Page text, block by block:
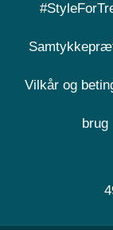
Vilkår og
brug